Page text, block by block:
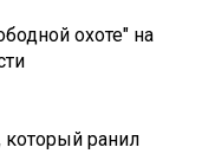
охоте" на
ранил